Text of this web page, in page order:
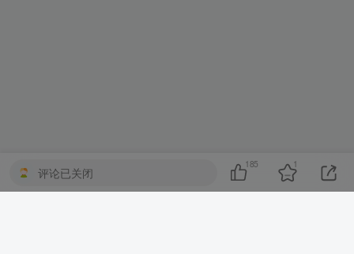
评论已关闭
185 1